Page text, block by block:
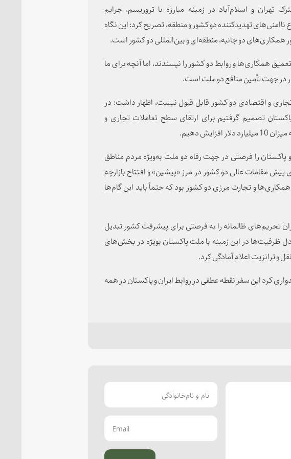
و اسلام‌آباد در زمینه مبارزه با تروریسم، جرایم
ناامنی‌های تهدیدکننده دو کشور و منطقه، تصریح کرد: این نگاه
همکاری‌های دو جانبه، منطقه‌ای و بین‌المللی دو کشور است.
همکاری‌ها و روابط دو کشور را نپسندند، اما آنچه برای ما
در جهت تأمین منافع دو ملت است.
و اقتصادی دو کشور قابل قبول نیست، اظهار داشت: در
تصمیم گرفتیم برای ارتقای سطح تعاملات تجاری و
دهیم.
را فرصتی در جهت رفاه دو ملت به‌ویژه مردم مناطق
مقامات عالی دو کشور در مرز «پیشین» و افتتاح بازارچه
و تجارت مرزی دو کشور بود که حتماً باید این گام‌ها
تحریم‌های ظالمانه را به فرصتی برای پیشرفت کشور تبدیل
ظرفیت‌ها در این زمینه با ملت پاکستان بویژه در بخش‌های
و ترانزیت اعلام آمادگی کرد.
کرد این سفر نقطه عطفی در روابط ایران و پاکستان در همه